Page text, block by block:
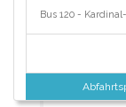
Bus 120 -